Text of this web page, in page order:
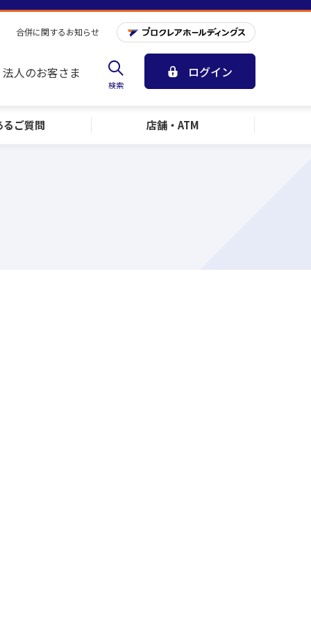
ご質問 店舗・ATM
合併に関するお知らせ
法人のお客さま
検索
ログイン